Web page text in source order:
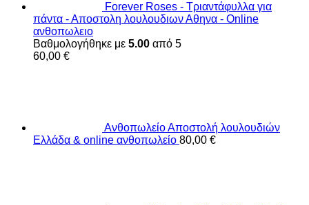
Forever Roses - Τριαντάφυλλα για
πάντα - Αποστολη λουλουδιων Αθηνα - Online
ανθοπωλειο
Βαθμολογήθηκε με 5.00 από 5
60,00 €
Ανθοπωλείο Αποστολή λουλουδιών
Ελλάδα & online ανθοπωλείο 80,00 €